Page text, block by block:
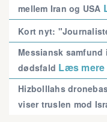
mellem Iran og USA
Kort nyt:
Messiansk
dødsfald Læs mere
Hizbolllahs
viser truslen mod